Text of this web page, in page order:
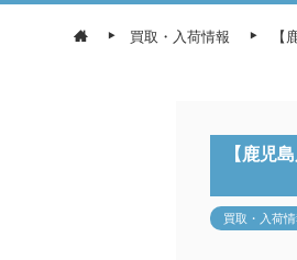
買取・入荷情報
【鹿児
買取・入荷情